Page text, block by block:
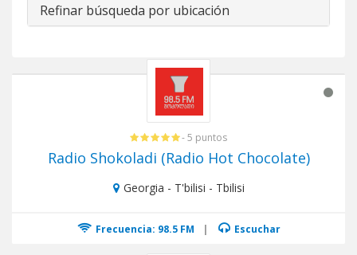
Refinar búsqueda por ubicación
- 5 puntos
Radio Shokoladi (Radio Hot Chocolate)
Georgia - T'bilisi - Tbilisi
Frecuencia: 98.5 FM | Escuchar